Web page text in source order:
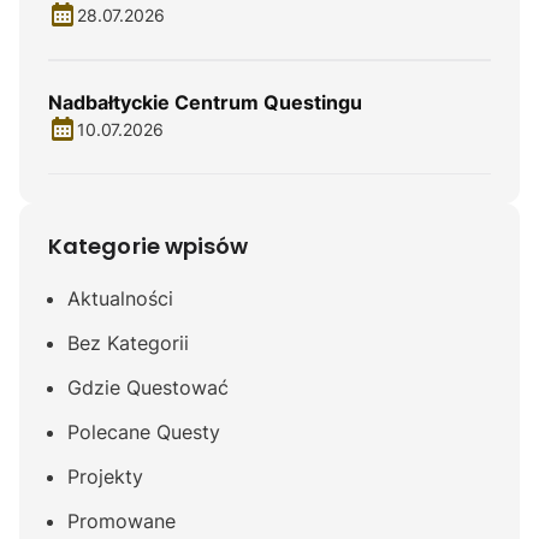
28.07.2026
Nadbałtyckie Centrum Questingu
10.07.2026
Kategorie wpisów
Aktualności
Bez Kategorii
Gdzie Questować
Polecane Questy
Projekty
Promowane